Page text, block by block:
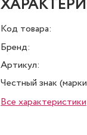
Код товара:
Бренд:
Артикул:
Честный знак
Все характеристики